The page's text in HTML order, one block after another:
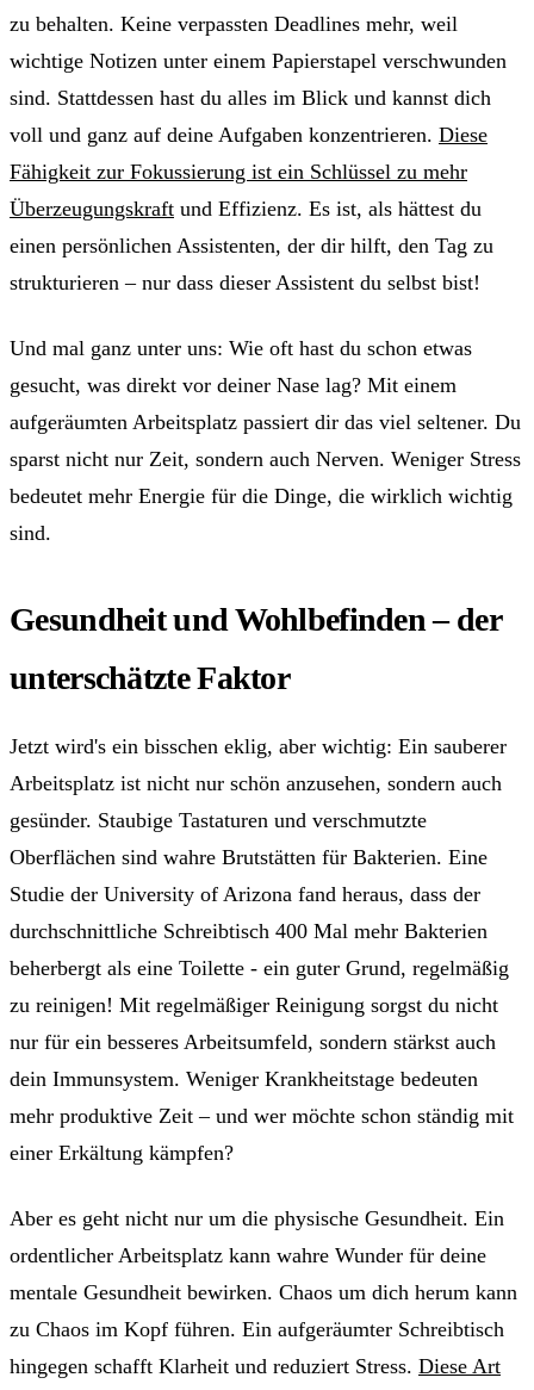
zu behalten. Keine verpassten Deadlines mehr, weil
wichtige Notizen unter einem Papierstapel verschwunden
sind. Stattdessen hast du alles im Blick und kannst dich
voll und ganz auf deine Aufgaben konzentrieren. Diese
Fähigkeit zur Fokussierung ist ein Schlüssel zu mehr
Überzeugungskraft und Effizienz. Es ist, als hättest du
einen persönlichen Assistenten, der dir hilft, den Tag zu
strukturieren – nur dass dieser Assistent du selbst bist!
Und mal ganz unter uns: Wie oft hast du schon etwas
gesucht, was direkt vor deiner Nase lag? Mit einem
aufgeräumten Arbeitsplatz passiert dir das viel seltener. Du
sparst nicht nur Zeit, sondern auch Nerven. Weniger Stress
bedeutet mehr Energie für die Dinge, die wirklich wichtig
sind.
Gesundheit und Wohlbefinden – der
unterschätzte Faktor
Jetzt wird's ein bisschen eklig, aber wichtig: Ein sauberer
Arbeitsplatz ist nicht nur schön anzusehen, sondern auch
gesünder. Staubige Tastaturen und verschmutzte
Oberflächen sind wahre Brutstätten für Bakterien. Eine
Studie der University of Arizona fand heraus, dass der
durchschnittliche Schreibtisch 400 Mal mehr Bakterien
beherbergt als eine Toilette - ein guter Grund, regelmäßig
zu reinigen! Mit regelmäßiger Reinigung sorgst du nicht
nur für ein besseres Arbeitsumfeld, sondern stärkst auch
dein Immunsystem. Weniger Krankheitstage bedeuten
mehr produktive Zeit – und wer möchte schon ständig mit
einer Erkältung kämpfen?
Aber es geht nicht nur um die physische Gesundheit. Ein
ordentlicher Arbeitsplatz kann wahre Wunder für deine
mentale Gesundheit bewirken. Chaos um dich herum kann
zu Chaos im Kopf führen. Ein aufgeräumter Schreibtisch
hingegen schafft Klarheit und reduziert Stress. Diese Art